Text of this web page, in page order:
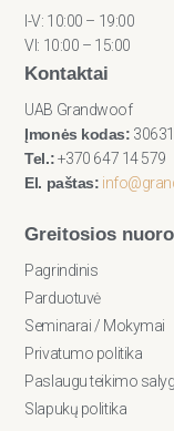
I-V: 10:00 – 19:00
VI: 10:00 – 15:00
Kontaktai
UAB Grandwoof
Įmonės kodas:
Tel.:+370 647 14 579
El. paštas:
Greitosios
Pagrindinis
Parduotuvė
Seminarai / Mokymai
Privatumo politika
Paslaugu teikimo
Slapukų politika